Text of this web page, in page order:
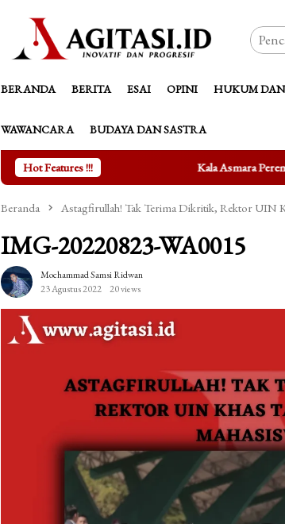
BERANDA BERITA ESAI OPINI HUKUM
WAWANCARA BUDAYA DAN SASTRA
Hot Features !!!Kala Asmara Perempuan Butuh Ruang
Beranda Astagfirullah! Tak Terima Dikritik, Rektor UIN
IMG-20220823-WA0015
Mochammad Samsi Ridwan
23 Agustus 2022
20 views